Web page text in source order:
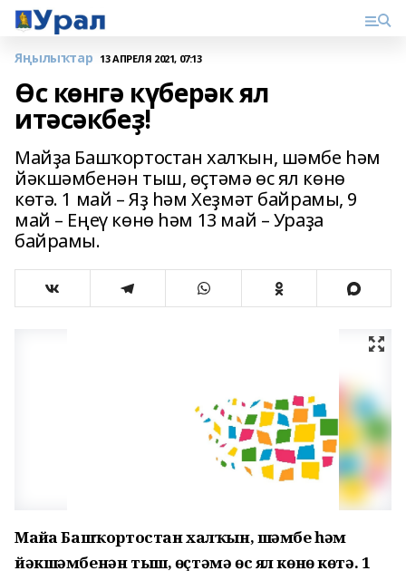
Яңылыҡтар 13 АПРЕЛЯ 2021, 07:13
Өс көнгә күберәк ял
итәсәкбеҙ!
Майҙа Башҡортостан халҡын, шәмбе һәм
йәкшәмбенән тыш, өҫтәмә өс ял көнө
көтә. 1 май – Яҙ һәм Хеҙмәт байрамы, 9
май – Еңеү көнө һәм 13 май – Ураҙа
байрамы.
Майҙа Башҡортостан халҡын, шәмбе һәм
йәкшәмбенән тыш, өҫтәмә өс ял көнө көтә. 1